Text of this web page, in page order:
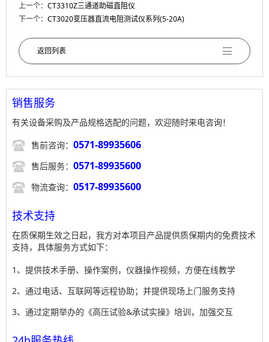
上一个： CT3310Z三通道助磁直阻仪
下一个： CT3020变压器直流电阻测试仪系列(5-20A)
返回列表
销售服务
有关设备采购及产品规格选配的问题，欢迎随时来电咨询！
 售前咨询： 0571-89935606
 售后服务： 0571-89935600
 物流查询： 0517-89935600
技术支持
在质保期生效之日起，我方对本项目产品提供质保期内的免费技术
支持，具体服务方式如下：
1、提供技术手册、操作案例，仪器操作视频，方便在线教学
2、通过电话、互联网等远程协助；并提供现场上门服务支持
3、通过定期举办的《高压试验&承试实操》培训，加强交互